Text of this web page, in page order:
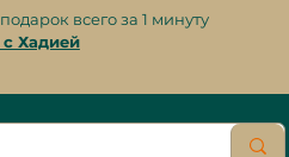
всего за 1 минуту
с Хадией